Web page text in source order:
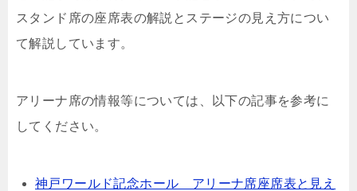
スタンド席の座席表の解説とステージの見え方につい
て解説しています。
アリーナ席の情報等については、以下の記事を参考に
してください。
神戸ワールド記念ホール アリーナ席座席表と見え